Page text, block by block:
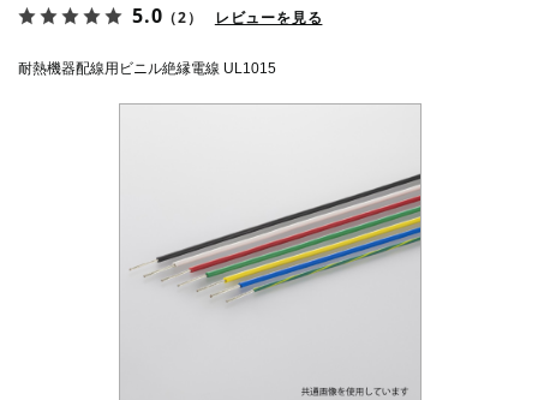
5.0 （2） レビューを見る
耐熱機器配線用ビニル絶縁電線 UL1015